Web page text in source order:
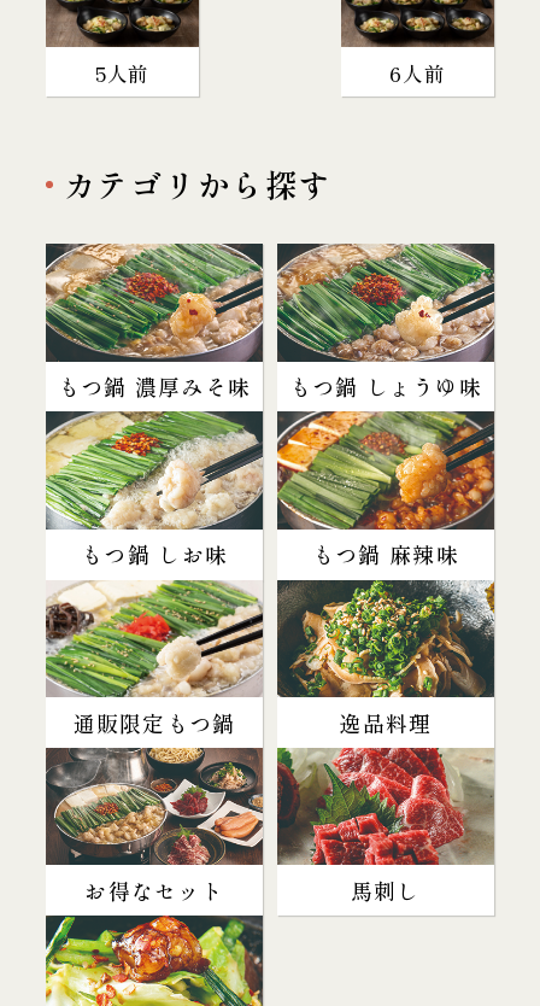
5人前 6人前
カテゴリから探す
もつ鍋 濃厚みそ味 もつ鍋 しょうゆ味
もつ鍋 しお味 もつ鍋 麻辣味
通販限定もつ鍋 逸品料理
お得なセット 馬刺し